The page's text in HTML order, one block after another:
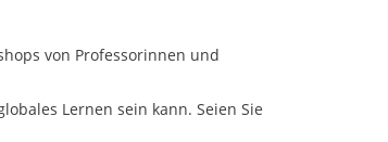
von Professorinnen und
Lernen sein kann. Seien Sie